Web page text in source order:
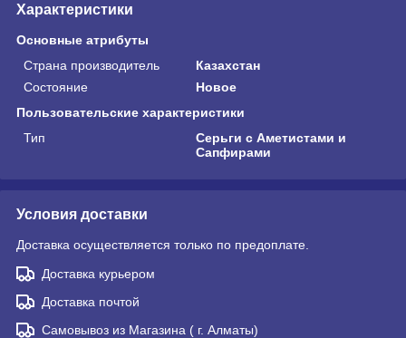
Характеристики
Основные атрибуты
Страна производитель
Казахстан
Состояние
Новое
Пользовательские характеристики
Тип
Серьги с Аметистами и
Сапфирами
Условия доставки
Доставка осуществляется только по предоплате.
Доставка курьером
Доставка почтой
Самовывоз из Магазина ( г. Алматы)